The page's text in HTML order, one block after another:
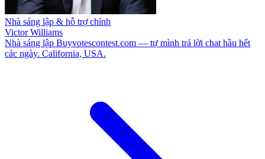
Nhà sáng lập & hỗ trợ chính
Victor Williams
Nhà sáng lập Buyvotescontest.com — tự mình trả lời chat hầu hết
các ngày. California, USA.